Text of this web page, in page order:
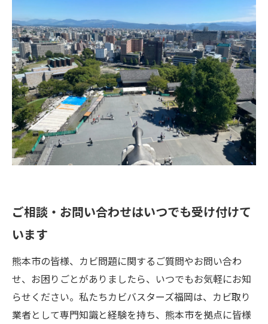
ご相談・お問い合わせはいつでも受け付けて
います
熊本市の皆様、カビ問題に関するご質問やお問い合わ
せ、お困りごとがありましたら、いつでもお気軽にお知
らせください。私たちカビバスターズ福岡は、カビ取り
業者として専門知識と経験を持ち、熊本市を拠点に皆様